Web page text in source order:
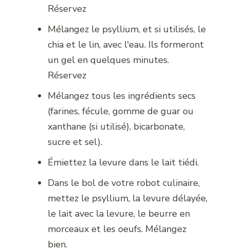
Réservez
Mélangez le psyllium, et si utilisés, le
chia et le lin, avec l'eau. Ils formeront
un gel en quelques minutes.
Réservez
Mélangez tous les ingrédients secs
(farines, fécule, gomme de guar ou
xanthane (si utilisé), bicarbonate,
sucre et sel).
Émiettez la levure dans le lait tiédi.
Dans le bol de votre robot culinaire,
mettez le psyllium, la levure délayée,
le lait avec la levure, le beurre en
morceaux et les oeufs. Mélangez
bien.